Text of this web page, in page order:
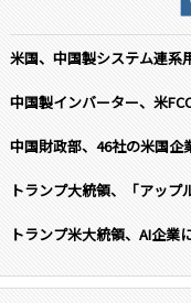
米国、中国製システム連系
中国製インバーター、米
中国財政部、46社の米国企
トランプ大統領、「アッ
トランプ米大統領、AI企業